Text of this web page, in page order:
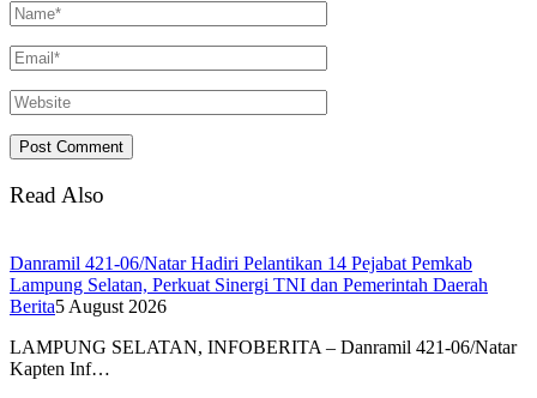
Read Also
Danramil 421-06/Natar Hadiri Pelantikan 14 Pejabat Pemkab
Lampung Selatan, Perkuat Sinergi TNI dan Pemerintah Daerah
Berita5 August 2026
LAMPUNG SELATAN, INFOBERITA – Danramil 421-06/Natar
Kapten Inf…